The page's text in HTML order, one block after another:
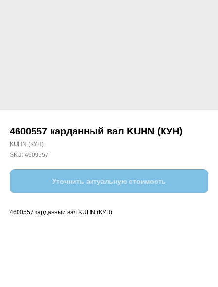
4600557 карданный вал KUHN (КУН)
KUHN (КУН)
SKU: 4600557
Уточнить актуальную стоимость
4600557 карданный вал KUHN (КУН)